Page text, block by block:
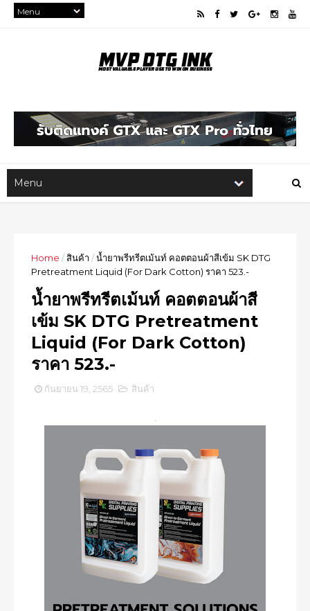
Home /สินค้า /น้ำยาพรีทรีตเม้นท์ คอตตอนผ้าสีเข้ม SK DTG
Pretreatment Liquid (For Dark Cotton) ราคา 523.-
น้ำยาพรีทรีตเม้นท์ คอตตอนผ้าสี
เข้ม SK DTG Pretreatment
Liquid (For Dark Cotton)
ราคา 523.-
กันยายน 19, 2565 สินค้า